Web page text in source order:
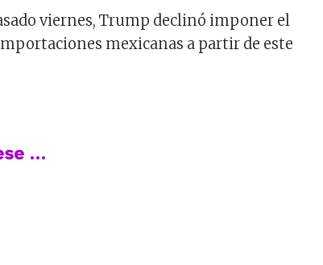
viernes, Trump declinó imponer el
mexicanas a partir de este
…